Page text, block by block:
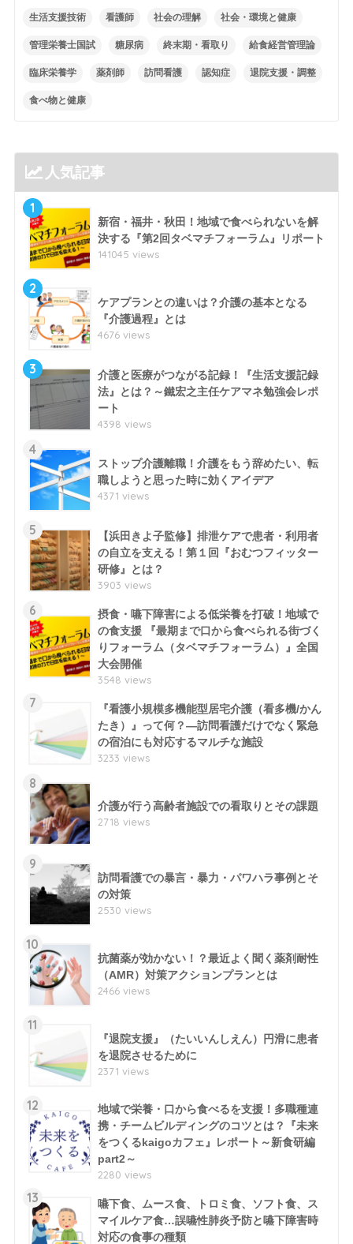
生活支援技術 看護師 社会の理解 社会・環境と健康
管理栄養士国試 糖尿病 終末期・看取り 給食経営管理論
臨床栄養学 薬剤師 訪問看護 認知症 退院支援・調整
食べ物と健康
人気記事
1
新宿・福井・秋田！地域で食べられないを解
決する『第2回タベマチフォーラム』リポート
141045 views
2
ケアプランとの違いは？介護の基本となる
『介護過程』とは
4676 views
3
介護と医療がつながる記録！『生活支援記録
法』とは？～鐵宏之主任ケアマネ勉強会レポ
ート
4398 views
4
ストップ介護離職！介護をもう辞めたい、転
職しようと思った時に効くアイデア
4371 views
5
【浜田きよ子監修】排泄ケアで患者・利用者
の自立を支える！第１回『おむつフィッター
研修』とは？
3903 views
6
摂食・嚥下障害による低栄養を打破！地域で
の食支援 『最期まで口から食べられる街づく
りフォーラム（タベマチフォーラム）』全国
大会開催
3548 views
7
『看護小規模多機能型居宅介護（看多機/かん
たき）』って何？―訪問看護だけでなく緊急
の宿泊にも対応するマルチな施設
3233 views
8
介護が行う高齢者施設での看取りとその課題
2718 views
9
訪問看護での暴言・暴力・パワハラ事例とそ
の対策
2530 views
10
抗菌薬が効かない！？最近よく聞く薬剤耐性
（AMR）対策アクションプランとは
2466 views
11
『退院支援』（たいいんしえん）円滑に患者
を退院させるために
2371 views
12
地域で栄養・口から食べるを支援！多職種連
携・チームビルディングのコツとは？『未来
をつくるkaigoカフェ』レポート～新食研編
part2～
2280 views
13
嚥下食、ムース食、トロミ食、ソフト食、ス
マイルケア食…誤嚥性肺炎予防と嚥下障害時
対応の食事の種類